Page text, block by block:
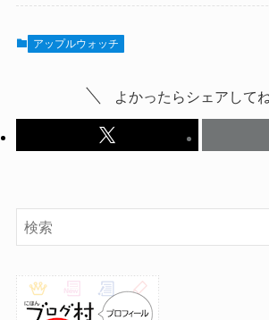
アップルウォッチ
よかったらシェアしてね